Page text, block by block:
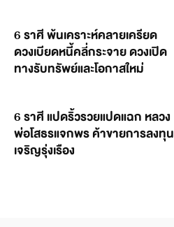
6 ราศี พ้นเคราะห์คลายเครียด
ดวงเบียดหนี้คลี่กระจาย ดวงเปิด
ทางรับทรัพย์และโอกาสใหม่
6 ราศี แปดริ้วรวยแปดแฉก หลวง
พ่อโสธรแจกพร ค้าขายการลงทุน
เจริญรุ่งเรือง